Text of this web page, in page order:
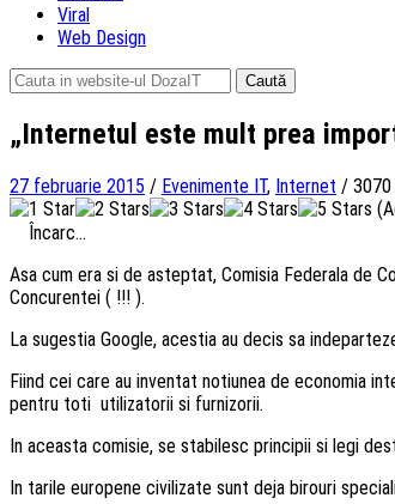
Viral
Web Design
Caută
după:
„Internetul este mult prea
27 februarie 2015 / Evenimente IT, Internet / 3070
Încarc...
Asa cum era si de asteptat, Comisia Federala de
Concurentei ( !!! ).
La sugestia Google, acestia au decis sa
Fiind cei care au inventat notiunea de economia
pentru toti utilizatorii si furnizorii.
In aceasta comisie, se stabilesc principii si legi
In tarile europene civilizate sunt deja birouri